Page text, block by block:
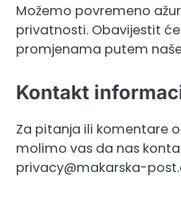
Možemo povremeno
privatnosti. Obavijestit
promjenama putem
Kontakt
Za pitanja ili komentare
molimo vas da nas
privacy@makarska-